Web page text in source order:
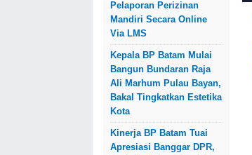
Pelaporan Perizinan
Mandiri Secara Online
Via LMS
Kepala BP Batam Mulai
Bangun Bundaran Raja
Ali Marhum Pulau Bayan,
Bakal Tingkatkan Estetika
Kota
Kinerja BP Batam Tuai
Apresiasi Banggar DPR,